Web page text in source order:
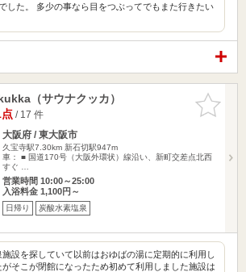
した。 多少の事なら目をつぶってでもまた行きたい
お気に入
りに追加
（サウナクッカ）
/ 17 件
大阪府 / 東大阪市
久宝寺駅7.30km 新石切駅947m
車： ■ 国道170号（大阪外環状）線沿い、新町交差点北西
すぐ …
営業時間 10:00～25:00
入浴料金 1,100円～
日帰り 炭酸水素塩泉
設を探していて以前はおゆばの湯に定期的に利用し
がそこが閉館になったため初めて利用しました施設は